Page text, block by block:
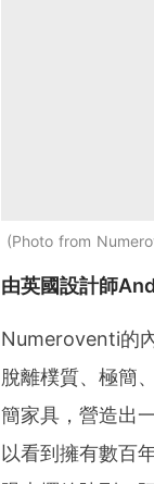
Photo from
由英國設計師
Numeroventi的
脫離樸質、極簡
簡家具，營造出
以看到擁有數百